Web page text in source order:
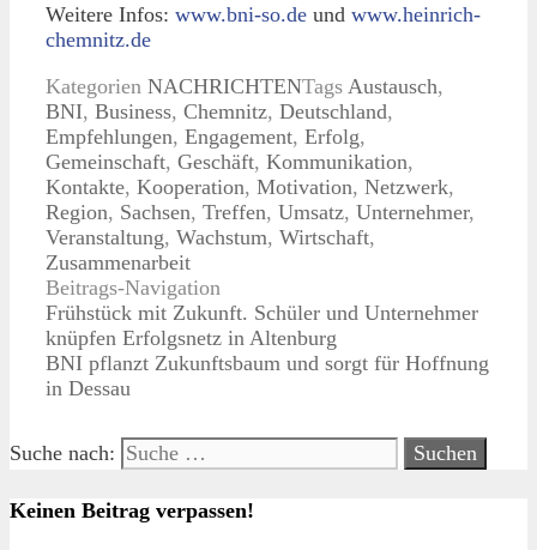
Weitere Infos: www.bni-so.de und www.heinrich-
chemnitz.de
Kategorien NACHRICHTENTags Austausch,
BNI, Business, Chemnitz, Deutschland,
Empfehlungen, Engagement, Erfolg,
Gemeinschaft, Geschäft, Kommunikation,
Kontakte, Kooperation, Motivation, Netzwerk,
Region, Sachsen, Treffen, Umsatz, Unternehmer,
Veranstaltung, Wachstum, Wirtschaft,
Zusammenarbeit
Beitrags-Navigation
Frühstück mit Zukunft. Schüler und Unternehmer
knüpfen Erfolgsnetz in Altenburg
BNI pflanzt Zukunftsbaum und sorgt für Hoffnung
in Dessau
Suche nach:
Keinen Beitrag verpassen!